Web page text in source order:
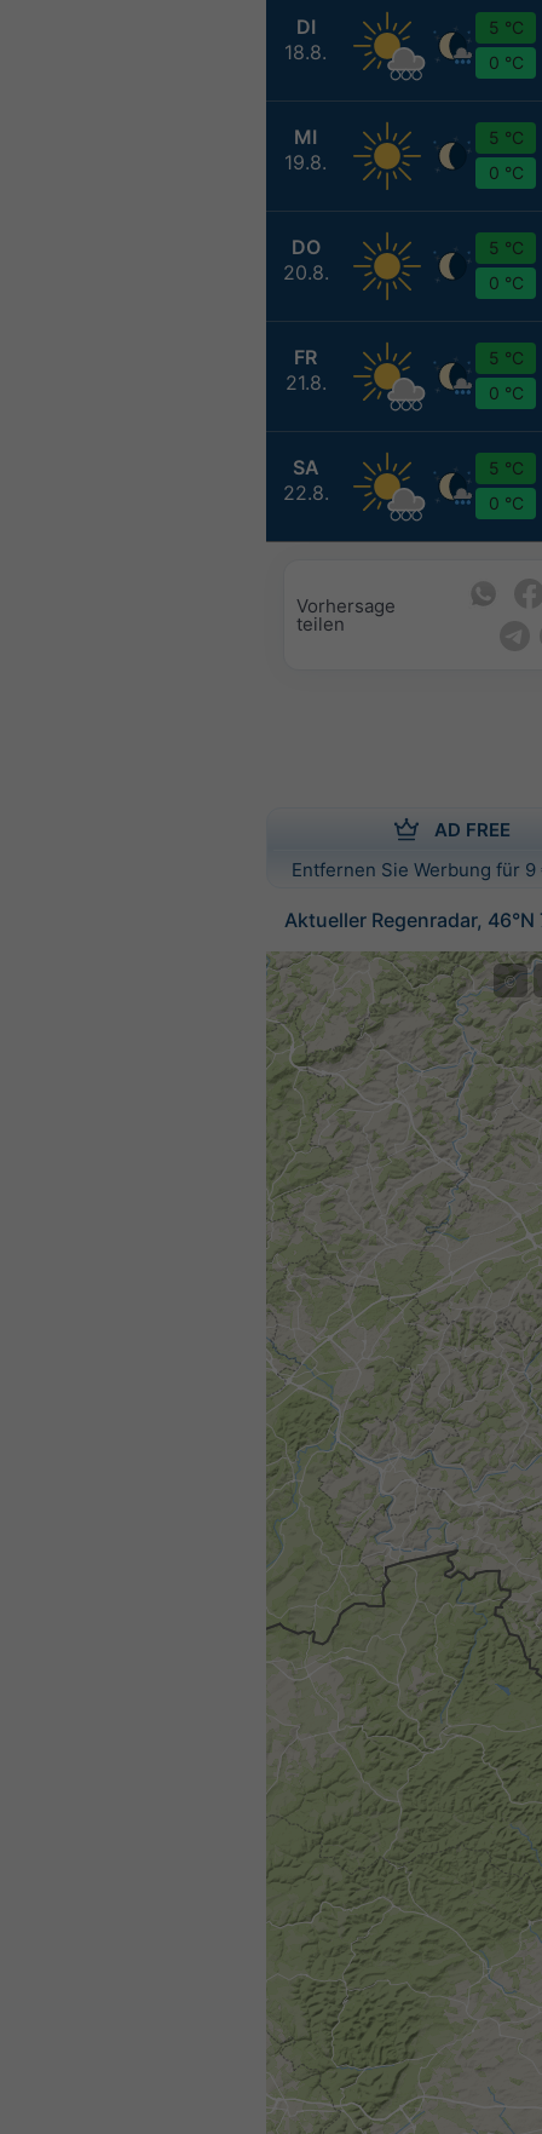
DI
18.8.
5 °C
0 °C
MI
19.8.
5 °C
0 °C
DO
20.8.
5 °C
0 °C
FR
21.8.
5 °C
0 °C
SA
22.8.
5 °C
0 °C
Vorhersage
teilen
AD FREE
Entfernen Sie Werbung für
Aktueller Regenradar, 46°N
©